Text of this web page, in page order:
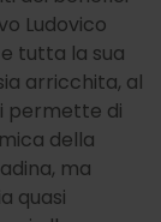
Ludovico
tutta la sua
arricchita, al
permette di
della
ma
quasi